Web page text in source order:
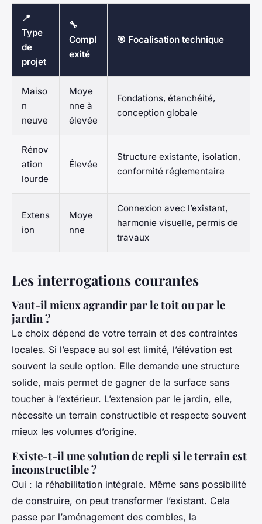
📍
Type
de
projet
🔧
Compl
exité
🎯 Focalisation technique
Maiso
n
neuve
Moye
nne à
élevée
Fondations, étanchéité,
conception globale
Rénov
ation
lourde
Élevée
Structure existante, isolation,
conformité réglementaire
Extens
ion
Moye
nne
Connexion avec l’existant,
harmonie visuelle, permis de
travaux
Les interrogations courantes
Vaut-il mieux agrandir par le toit ou par le
jardin ?
Le choix dépend de votre terrain et des contraintes
locales. Si l’espace au sol est limité, l’élévation est
souvent la seule option. Elle demande une structure
solide, mais permet de gagner de la surface sans
toucher à l’extérieur. L’extension par le jardin, elle,
nécessite un terrain constructible et respecte souvent
mieux les volumes d’origine.
Existe-t-il une solution de repli si le terrain est
inconstructible ?
Oui : la réhabilitation intégrale. Même sans possibilité
de construire, on peut transformer l’existant. Cela
passe par l’aménagement des combles, la